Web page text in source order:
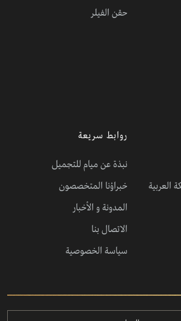
حقن الفيلر
العربية
روابط سريعة
نبذة عن ميام للتجميل
خبراؤنا المتخصصون
المدونة و الأخبار
الاتصال بنا
سياسة الخصوصية